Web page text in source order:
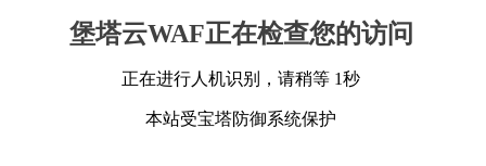
堡塔云WAF正在检查您的访问
正在进行人机识别，请稍等 1秒
本站受宝塔防御系统保护